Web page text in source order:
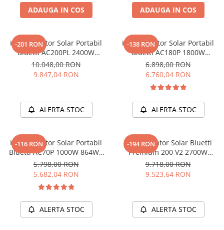
Oscal
Vezi toate statiile
Accesorii Statii de Alimentare
Kituri Generatoare Solare
Cauta dupa capacitate
Pana in 1000W
Intre 2000-3000W
Peste 3000W
Bluetti
EcoFlow
Toate generatoarele
ADAUGA IN COS ADAUGA IN COS
-201 RON
Kit Generator Solar Portabil
Bluetti AC200PL 2400W
2304Wh cu panou 200W
10.048,00 RON
9.847,04 RON
ALERTA STOC
-138 RON
Kit Generator Solar Portabil
Bluetti AC180P 1800W
1440Wh LifePO4 cu panou
200W
6.898,00 RON
6.760,04 RON
ALERTA STOC
-116 RON
Kit Generator Solar Portabil
Bluetti AC70P 1000W 864Wh
LifePO4 + panou 200W
5.798,00 RON
5.682,04 RON
ALERTA STOC
-194 RON
Kit Generator Solar Bluetti
Premium 200 V2 2700W
2074Wh + panou 200W
9.718,00 RON
9.523,64 RON
ALERTA STOC